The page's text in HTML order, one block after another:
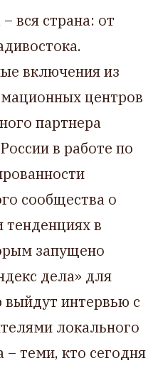
вся страна: от
включения из
центров
партнера
в работе по
сообщества о
в
запущено
дела» для
интервью с
локального
– теми, кто сегодня